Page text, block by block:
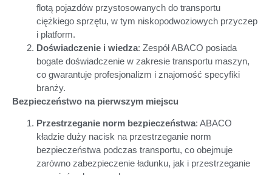
flotą pojazdów przystosowanych do transportu
ciężkiego sprzętu, w tym niskopodwoziowych przyczep
i platform.
Doświadczenie i wiedza: Zespół ABACO posiada
bogate doświadczenie w zakresie transportu maszyn,
co gwarantuje profesjonalizm i znajomość specyfiki
branży.
Bezpieczeństwo na pierwszym miejscu
Przestrzeganie norm bezpieczeństwa: ABACO
kładzie duży nacisk na przestrzeganie norm
bezpieczeństwa podczas transportu, co obejmuje
zarówno zabezpieczenie ładunku, jak i przestrzeganie